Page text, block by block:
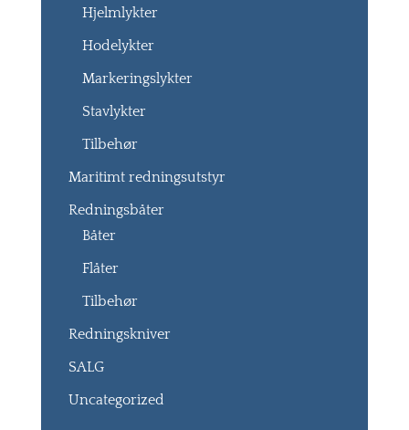
Hjelmlykter
Hodelykter
Markeringslykter
Stavlykter
Tilbehør
Maritimt redningsutstyr
Redningsbåter
Båter
Flåter
Tilbehør
Redningskniver
SALG
Uncategorized